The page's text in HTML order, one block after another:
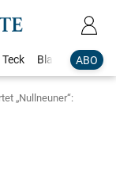
ABO
Blaulicht
„Nullneuner“: